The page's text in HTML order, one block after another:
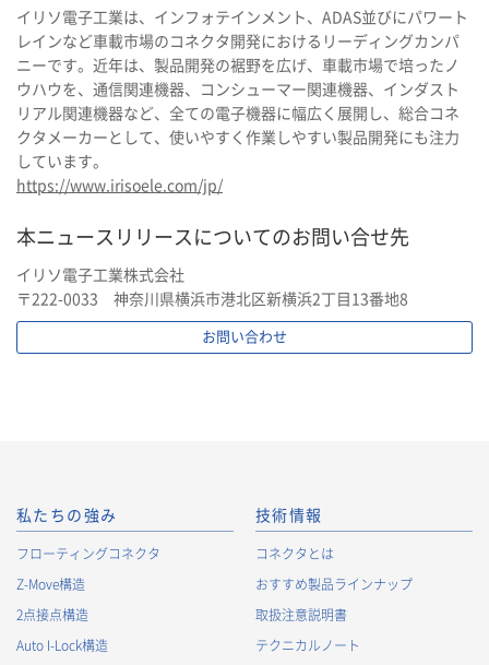
イリソ電子工業は、インフォテインメント、ADAS並びにパワート
レインなど車載市場のコネクタ開発におけるリーディングカンパ
ニーです。近年は、製品開発の裾野を広げ、車載市場で培ったノ
ウハウを、通信関連機器、コンシューマー関連機器、インダスト
リアル関連機器など、全ての電子機器に幅広く展開し、総合コネ
クタメーカーとして、使いやすく作業しやすい製品開発にも注力
しています。
https://www.irisoele.com/jp/
本ニュースリリースについてのお問い合せ先
イリソ電子工業株式会社
〒222-0033 神奈川県横浜市港北区新横浜2丁目13番地8
お問い合わせ
私たちの強み
フローティングコネクタ
Z-Move構造
2点接点構造
Auto I-Lock構造
技術情報
コネクタとは
おすすめ製品ラインナップ
取扱注意説明書
テクニカルノート